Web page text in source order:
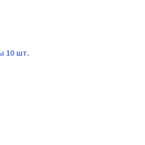
10 шт.